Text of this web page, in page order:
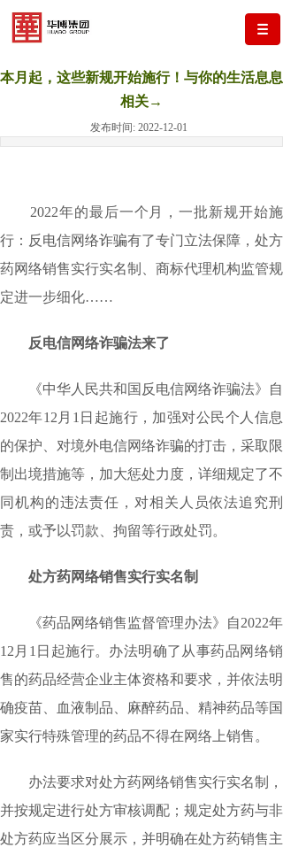
本月起，这些新规开始施行！与你的生活息息
相关→
发布时间: 2022-12-01
2022年的最后一个月，一批新规开始施
行：反电信网络诈骗有了专门立法保障，处方
药网络销售实行实名制、商标代理机构监管规
定进一步细化……
反电信网络诈骗法来了
《中华人民共和国反电信网络诈骗法》自
2022年12月1日起施行，加强对公民个人信息
的保护、对境外电信网络诈骗的打击，采取限
制出境措施等，加大惩处力度，详细规定了不
同机构的违法责任，对相关人员依法追究刑
责，或予以罚款、拘留等行政处罚。
处方药网络销售实行实名制
《药品网络销售监督管理办法》自2022年
12月1日起施行。办法明确了从事药品网络销
售的药品经营企业主体资格和要求，并依法明
确疫苗、血液制品、麻醉药品、精神药品等国
家实行特殊管理的药品不得在网络上销售。
办法要求对处方药网络销售实行实名制，
并按规定进行处方审核调配；规定处方药与非
处方药应当区分展示，并明确在处方药销售主